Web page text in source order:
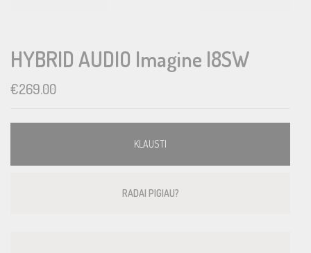
HYBRID AUDIO Imagine I8SW
€269.00
KLAUSTI
RADAI PIGIAU?